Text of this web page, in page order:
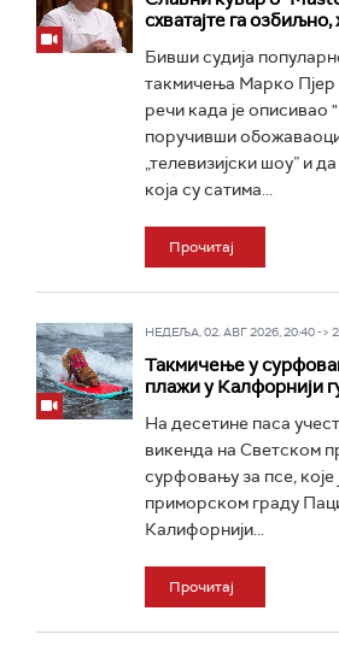
схватајте га озбиљно,
Бивши судија
такмичења Марко Пјер
речи када је описивао
поручивши
„телевизијски шоу” и
која су сатима...
Прочитај
НЕДЕЉА, 02. АВГ 2026, 20:40 ->
Такмичење у
плажи у Калфорнији
На десетине паса
викенда на Светском
сурфовању за псе,
приморском граду
Калифорнији...
Прочитај